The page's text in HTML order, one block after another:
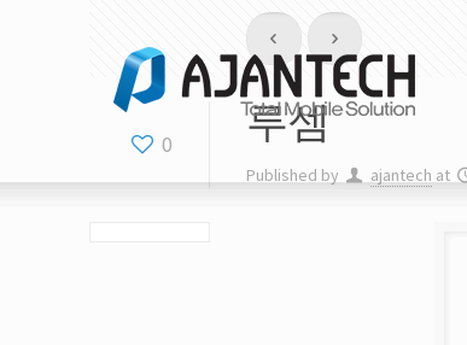
0 루셈
Published by ajantech at